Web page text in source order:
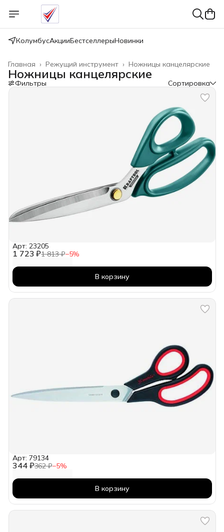
КолумбусАкцииБестселлерыНовинки
Ножницы канцелярские
Режущий инструмент ›
Главная ›
Ножницы канцелярские
Фильтры Сортировка
1 723 ₽1 813 ₽−5%
Арт: 23205
В корзину
344 ₽362 ₽−5%
Арт: 79134
В корзину